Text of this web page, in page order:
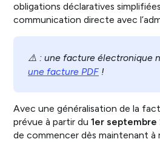
obligations déclaratives
communication directe avec
⚠️ : une facture électronique
une facture PDF !
Avec une généralisation de la
prévue à partir du 1er septembre
de commencer dès maintenant à